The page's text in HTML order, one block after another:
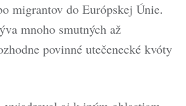
migrantov do Európskej Únie.
mnoho smutných až
povinné utečenecké kvóty